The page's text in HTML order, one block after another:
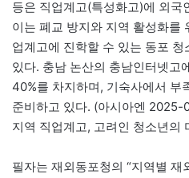
등은 직업계고(특성화고)에 외국
이는 폐교 방지와 지역 활성화를
업계고에 진학할 수 있는 동포
있다. 충남 논산의 충남인터넷고
40%를 차지하며, 기숙사에서 부
준비하고 있다. (아시아엔 2025-
지역 직업계고, 고려인 청소년의
필자는 재외동포청의 “지역별